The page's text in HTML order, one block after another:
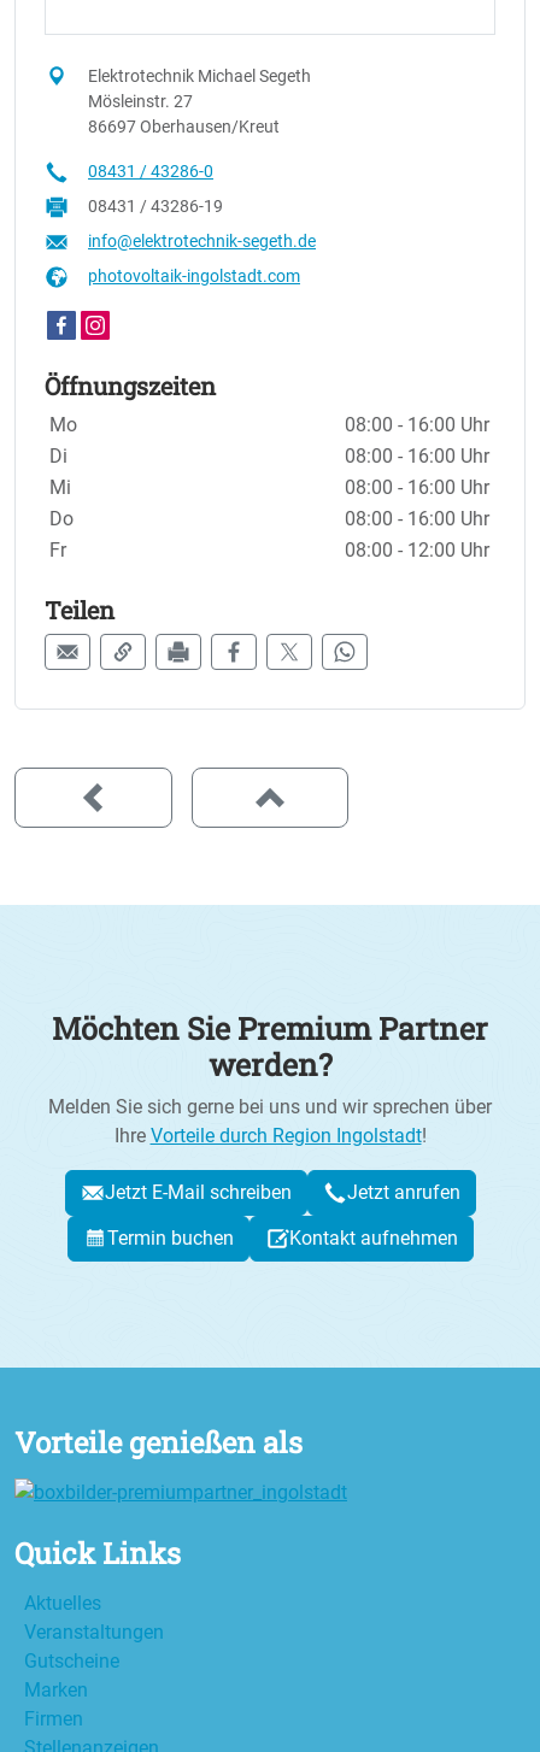
Elektrotechnik Michael Segeth
Mösleinstr. 27
86697 Oberhausen/Kreut
08431 / 43286-0
08431 / 43286-19
info@elektrotechnik-segeth.de
photovoltaik-ingolstadt.com
Öffnungszeiten
Wochentage / Monate
Öffnungszeiten / Hinweise
Mo
08:00 - 16:00 Uhr
Di
08:00 - 16:00 Uhr
Mi
08:00 - 16:00 Uhr
Do
08:00 - 16:00 Uhr
Fr
08:00 - 12:00 Uhr
Teilen
Möchten Sie Premium Partner
werden?
Melden Sie sich gerne bei uns und wir sprechen über
Ihre Vorteile durch Region Ingolstadt!
Jetzt E-Mail schreiben
Jetzt anrufen
Termin buchen
Kontakt aufnehmen
Vorteile genießen als
Quick Links
Aktuelles
Veranstaltungen
Gutscheine
Marken
Firmen